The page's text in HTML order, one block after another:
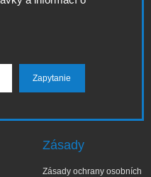
Zásady
Zásady ochrany osobních